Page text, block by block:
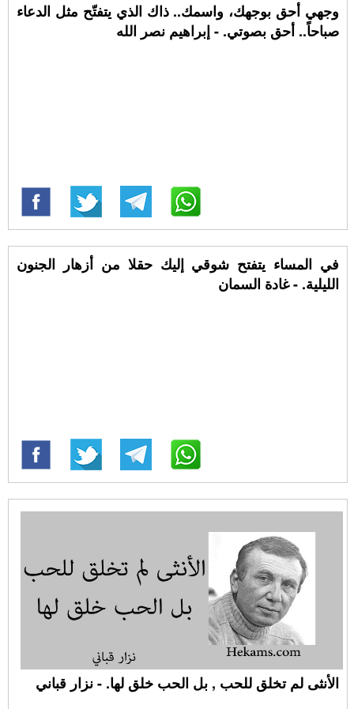
وجهي أحق بوجهك، واسمك.. ذاك الذي يتفتّح مثل الدعاء
صباحاً.. أحق بصوتي. - إبراهيم نصر الله
في المساء يتفتح شوقي إليك حقلا من أزهار الجنون
الليلية. - غادة السمان
الأنثى لم تخلق للحب , بل الحب خلق لها. - نزار قباني